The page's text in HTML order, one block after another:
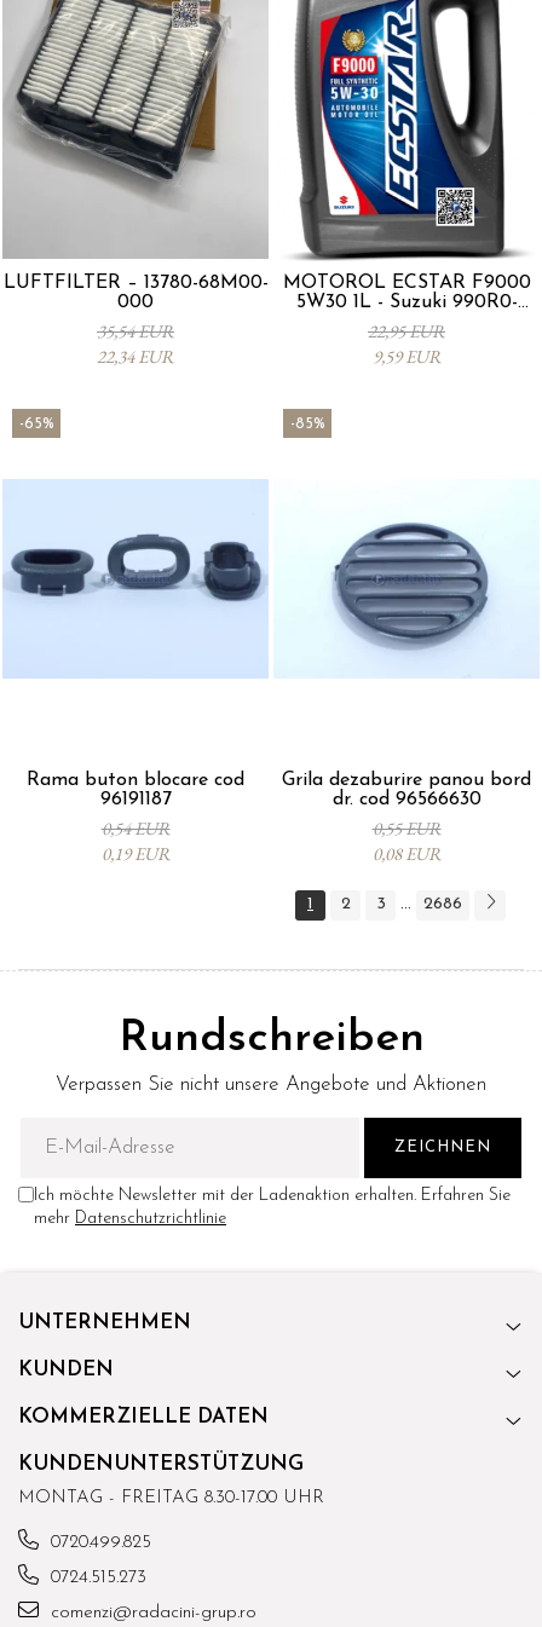
LUFTFILTER – 13780-68M00-
000
35,54 EUR
22,34 EUR
MOTORÖL ECSTAR F9000
5W30 1L - Suzuki 990R0-
21E72-001
22,95 EUR
9,59 EUR
-65%
Rama buton blocare cod
96191187
0,54 EUR
0,19 EUR
-85%
Grila dezaburire panou bord
dr. cod 96566630
0,55 EUR
0,08 EUR
1 2 3 ... 2686
Rundschreiben
Verpassen Sie nicht unsere Angebote und Aktionen
Ich möchte Newsletter mit der Ladenaktion erhalten. Erfahren Sie
mehr Datenschutzrichtlinie
UNTERNEHMEN
KUNDEN
KOMMERZIELLE DATEN
KUNDENUNTERSTÜTZUNG
MONTAG - FREITAG 8.30-17.00 UHR
0720.499.825
0724.515.273
comenzi@radacini-grup.ro